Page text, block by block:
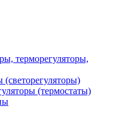
терморегуляторы,
(термостаты)